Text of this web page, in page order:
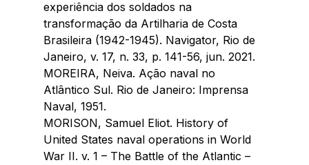
experiência dos soldados na
transformação da Artilharia de Costa
Brasileira (1942-1945). Navigator, Rio de
Janeiro, v. 17, n. 33, p. 141-56, jun. 2021.
MOREIRA, Neiva. Ação naval no
Atlântico Sul. Rio de Janeiro: Imprensa
Naval, 1951.
MORISON, Samuel Eliot. History of
United States naval operations in World
War II. v. 1 – The Battle of the Atlantic –